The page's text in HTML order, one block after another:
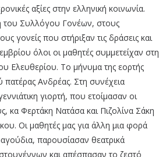
αξίες στην ελληνική κοινωνία.
του Συλλόγου Γονέων, στους
γονείς που στήριξαν τις δράσεις και
όλοι οι μαθητές συμμετείχαν στη
Ελευθερίου. Το μήνυμα της εορτής
Ανδρέας. Στη συνέχεια
γιορτή, που ετοίμασαν οι
κα Φερτάκη Νατάσα και Πιζολίνα Σάκη
Οι μαθητές μας για άλλη μια φορά
παρουσίασαν θεατρικά
και απέσπασαν το ζεστό